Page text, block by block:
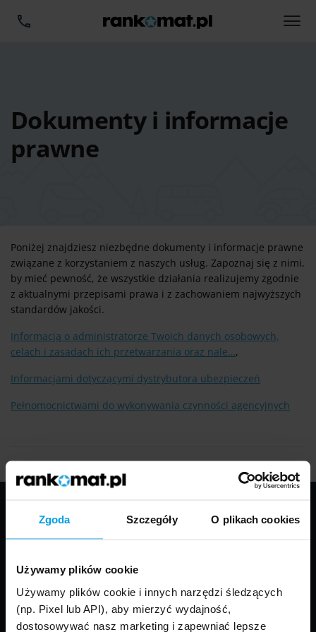
Zgoda Szczegóły O plikach cookies
Używamy plików cookie
Używamy plików cookie i innych narzędzi śledzących
(np. Pixel lub API), aby mierzyć wydajność,
dostosowywać nasz marketing i zapewniać lepsze
Dokumenty i informacje
prawne
Poniżej znajdziesz niezbędne dokumenty i informacje prawne
związane z korzystaniem z naszych usług. Zapoznaj się z nimi,
by mieć pewność, że wszystkie działania realizujemy zgodnie
z aktualnymi przepisami prawa i z zachowaniem najwyższych
standardów jakości.
Informacją o administratorze Twoich danych osobowych,
celach i zasadach ich przetwarzania oraz nale…,
Informacjami dotyczącymi dystrybutora ubezpieczeń
Pełnomocnictwami do wykonywania czynności agencyjnych
RANKOMAT.PL
O nas
Nasi eksperci